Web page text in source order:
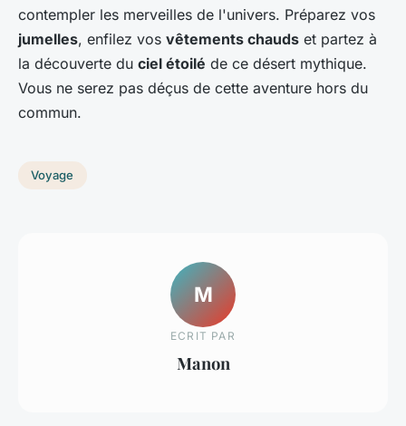
contempler les merveilles de l'univers. Préparez vos
jumelles, enfilez vos vêtements chauds et partez à
la découverte du ciel étoilé de ce désert mythique.
Vous ne serez pas déçus de cette aventure hors du
commun.
Voyage
M
ECRIT PAR
Manon